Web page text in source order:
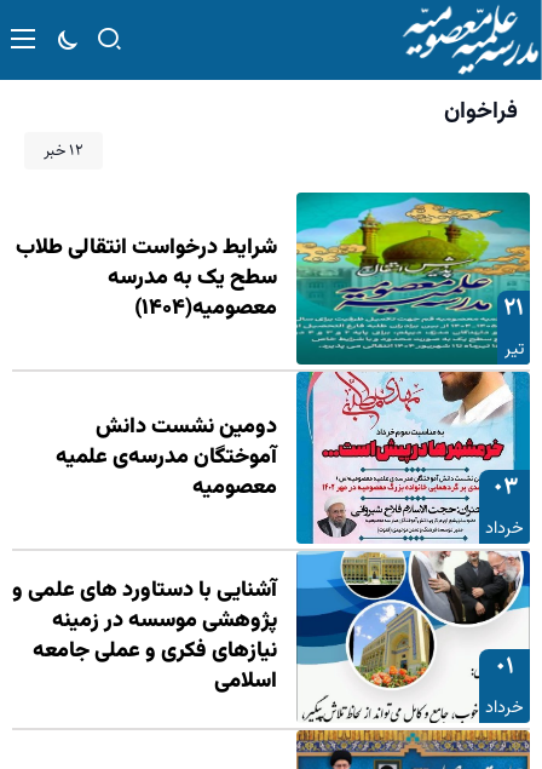
فراخوان
۱۲ خبر
۲۱
تیر
شرایط درخواست انتقالی طلاب
سطح یک به مدرسه
معصومیه(۱۴۰۴)
۰۳
خرداد
دومین نشست دانش
آموختگان مدرسه‌ی علمیه
معصومیه
۰۱
خرداد
آشنایی با دستاورد های علمی و
پژوهشی موسسه در زمینه
نیازهای فکری و عملی جامعه
اسلامی